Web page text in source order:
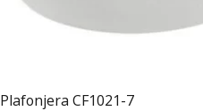
Plafonjera CF1021-7